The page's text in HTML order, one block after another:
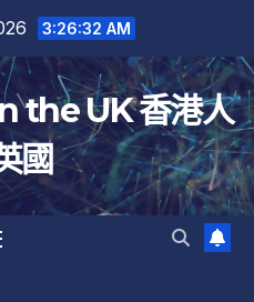
3:26:34 AM
the UK 香港人
國